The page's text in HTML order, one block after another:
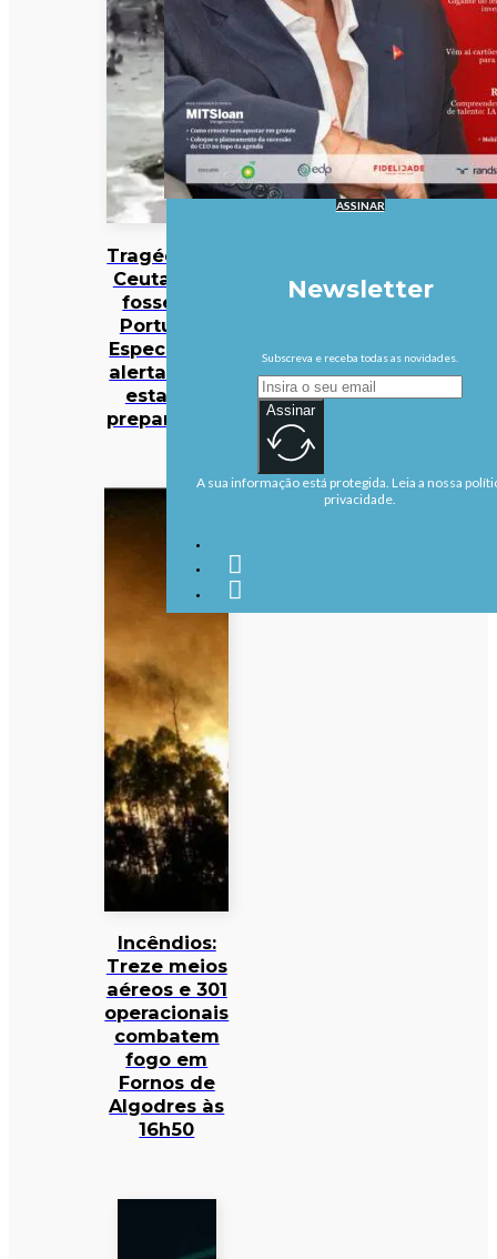
Tragédia de
Ceuta: e se
fosse em
Portugal?
Especialista
alerta: “Não
estamos
preparados”
Incêndios:
Treze meios
aéreos e 301
operacionais
combatem
fogo em
Fornos de
Algodres às
16h50
ASSINAR
Newsletter
Subscreva e receba todas as novidades.
Assinar
A sua informação está protegida. Leia a nossa
privacidade.